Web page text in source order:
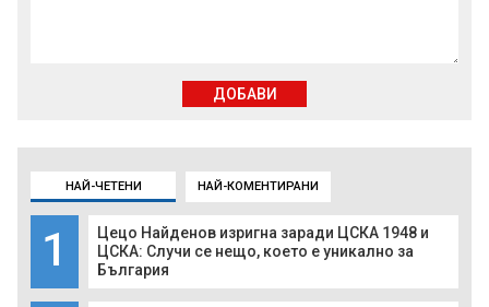
НАЙ-ЧЕТЕНИ НАЙ-КОМЕНТИРАНИ
1
Цецо Найденов изригна заради ЦСКА 1948 и
ЦСКА: Случи се нещо, което е уникално за
България
ДОБАВИ